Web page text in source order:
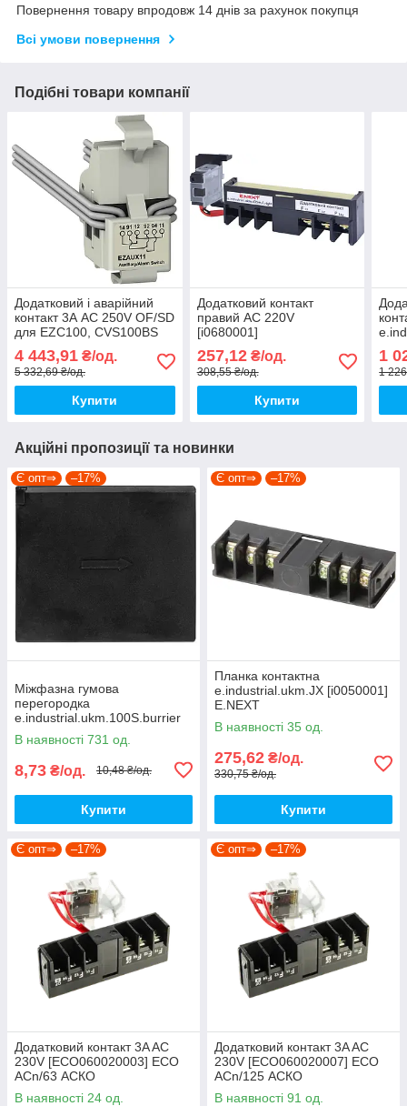
Повернення товару впродовж 14 днів за рахунок покупця
Всі умови повернення
Подібні товари компанії
Додатковий і аварійний
контакт 3А AC 250V OF/SD
для EZC100, CVS100BS
Electric
4 443,91 ₴/од.
5 332,69 ₴/од.
Купити
Додатковий контакт
правий AC 220V
[i0680001]
E.NEXT
257,12₴/од.
308,55 ₴/од.
Купити
1
1
Акційні пропозиції та новинки
Є опт⇒ –17%
Міжфазна гумова
перегородка
e.industrial.ukm.100S.burrier
[i0780001] E.NEXT
В наявності 731 од.
8,73 ₴/од. 10,48 ₴/од.
Купити
Є опт⇒ –17%
Планка контактна
e.industrial.ukm.JX [i0050001]
E.NEXT
В наявності 35 од.
275,62 ₴/од.
330,75 ₴/од.
Купити
Є опт⇒ –17%
Додатковий контакт 3A AC
230V [ECO060020003] ECO
АCn/63 АСКО
В наявності 24 од.
Є опт⇒ –17%
Додатковий контакт 3A AC
230V [ECO060020007] ECO
АCn/125 АСКО
В наявності 91 од.